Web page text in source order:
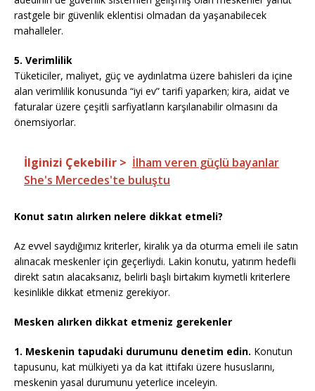
rastgele bir güvenlik eklentisi olmadan da yaşanabilecek
mahalleler.
5. Verimlilik
Tüketiciler, maliyet, güç ve aydınlatma üzere bahisleri da içine
alan verimlilik konusunda “iyi ev” tarifi yaparken; kira, aidat ve
faturalar üzere çeşitli sarfiyatların karşılanabilir olmasını da
önemsiyorlar.
İlginizi Çekebilir > İlham veren güçlü bayanlar
She's Mercedes'te buluştu
Konut satın alırken nelere dikkat etmeli?
Az evvel saydığımız kriterler, kiralık ya da oturma emeli ile satın
alınacak meskenler için geçerliydi. Lakin konutu, yatırım hedefli
direkt satın alacaksanız, belirli başlı birtakım kıymetli kriterlere
kesinlikle dikkat etmeniz gerekiyor.
Mesken alırken dikkat etmeniz gerekenler
1. Meskenin tapudaki durumunu denetim edin. Konutun
tapusunu, kat mülkiyeti ya da kat ittifakı üzere hususlarını,
meskenin yasal durumunu yeterlice inceleyin.